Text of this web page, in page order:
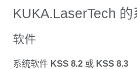
KUKA.LaserTech
软件
系统软件 KSS 8.2 或 KSS 8.3